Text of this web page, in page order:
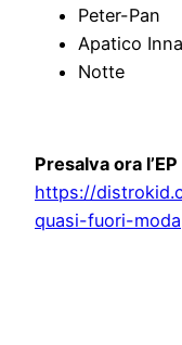
Peter-Pan
Apatico
Notte
Presalva ora l’EP
https://
quasi-fuori-moda